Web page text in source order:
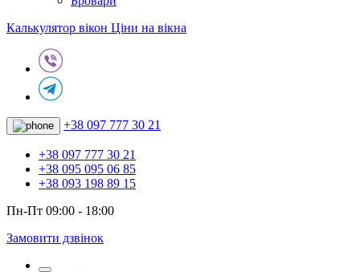
Калькулятор вікон Ціни на вікна
+38 097 777 30 21
+38 097 777 30 21
+38 095 095 06 85
+38 093 198 89 15
Пн-Пт 09:00 - 18:00
Замовити дзвінок